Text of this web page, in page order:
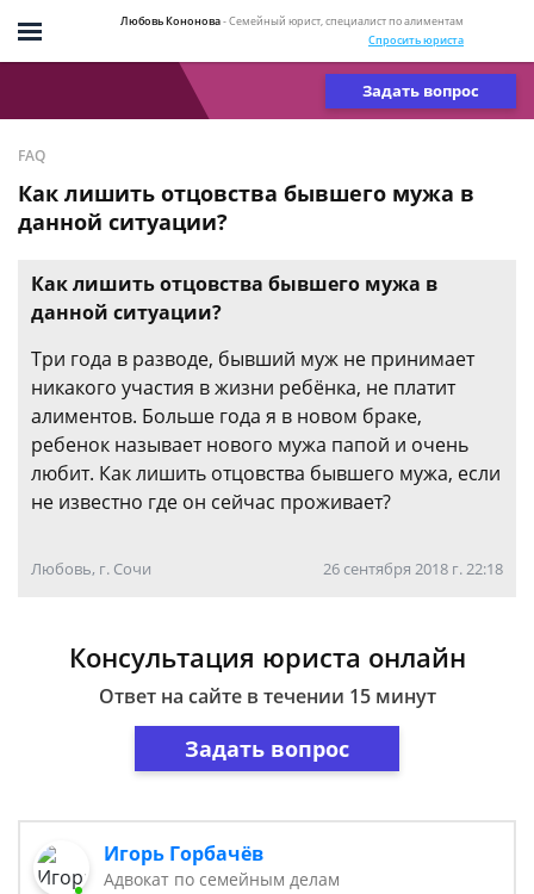
Любовь Кононова- Семейный юрист, специалист по алиментам
Спросить юриста
Задать вопрос
FAQ
Как лишить отцовства бывшего мужа в
данной ситуации?
Как лишить отцовства бывшего мужа в
данной ситуации?
Три года в разводе, бывший муж не принимает
никакого участия в жизни ребёнка, не платит
алиментов. Больше года я в новом браке,
ребенок называет нового мужа папой и очень
любит. Как лишить отцовства бывшего мужа, если
не известно где он сейчас проживает?
Любовь, г. Сочи 26 сентября 2018 г. 22:18
Консультация юриста онлайн
Ответ на сайте в течении 15 минут
Задать вопрос
Игорь Горбачёв
Адвокат по семейным делам